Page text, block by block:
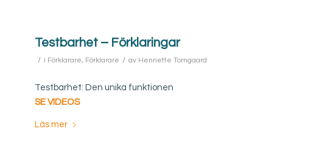
Testbarhet – Förklaringar
/ i Förklarare, Förklarare / av Henriette Torngaard
Testbarhet: Den unika funktionen
SE VIDEOS
Läs mer